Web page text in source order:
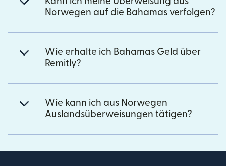
Norwegen auf die Bahamas verfolgen?
Wie erhalte ich Bahamas Geld über
Remitly?
Wie kann ich aus Norwegen
Auslandsüberweisungen tätigen?